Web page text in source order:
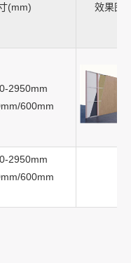
(mm) 效果图
2950mm
600mm
2950mm
600mm